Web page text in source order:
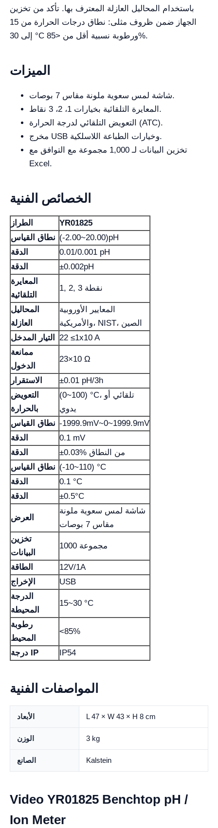
باستخدام المحاليل العازلة المعترف بها. تأكد من تخزين
الجهاز ضمن ظروف مثلى: نطاق درجات الحرارة من 15
إلى 30 °C ورطوبة نسبية أقل من <85%.
الميزات
شاشة لمس سعوية ملونة مقاس 7 بوصات.
المعايرة التلقائية بخيارات 1، 2، 3 نقاط.
التعويض التلقائي لدرجة الحرارة (ATC).
مخرج USB وخيارات الطباعة اللاسلكية.
تخزين البيانات لـ 1,000 مجموعة مع التوافق مع
Excel.
الخصائص الفنية
الطراز
YR01825
نطاق القياس (-2.00~20.00)pH
الدقة
0.01/0.001 pH
الدقة
±0.002pH
المعايرة
التلقائية
1, 2, 3 نقطة
المحاليل
العازلة
المعايير الأوروبية
والأمريكية، NIST، الصين
التيار المدخل
22 ≤1x10 A
ممانعة
الدخول
23×10 Ω
الاستقرار
±0.01 pH/3h
التعويض
بالحرارة
(0~100) °C، تلقائي أو
يدوي
نطاق القياس -1999.9mV~0~1999.9mV
الدقة
0.1 mV
الدقة
±0.03% من النطاق
نطاق القياس (-10~110) °C
الدقة
0.1 °C
الدقة
±0.5°C
العرض
شاشة لمس سعوية ملونة
مقاس 7 بوصات
تخزين
البيانات
1000 مجموعة
الطاقة
12V/1A
الإخراج
USB
الدرجة
المحيطة
15~30 °C
رطوبة
المحيط
<85%
درجة IP IP54
المواصفات الفنية
الأبعاد L 47 × W 43 × H 8 cm
الوزن 3 kg
الصانع Kalstein
Video YR01825 Benchtop pH /
Ion Meter